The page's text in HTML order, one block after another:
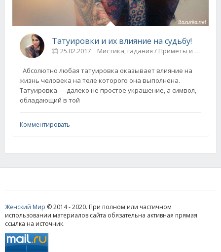
Татуировки и их влияние на судьбу!
25.02.2017 Мистика, гадания / Приметы и суеверия
Абсолютно любая татуировка оказывает влияние на
жизнь человека на теле которого она выполнена.
Татуировка — далеко не простое украшение, а символ,
обладающий в той
Комментировать
Женский Мир © 2014 - 2020. При полном или частичном
использовании материалов сайта обязательна активная прямая
ссылка на источник.